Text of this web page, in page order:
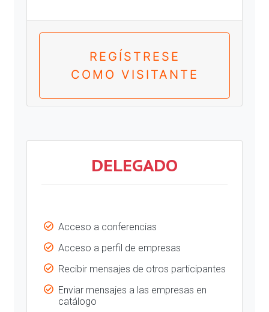
REGÍSTRESE
COMO VISITANTE
DELEGADO
Acceso a conferencias
Acceso a perfil de empresas
Recibir mensajes de otros participantes
Enviar mensajes a las empresas en
catálogo